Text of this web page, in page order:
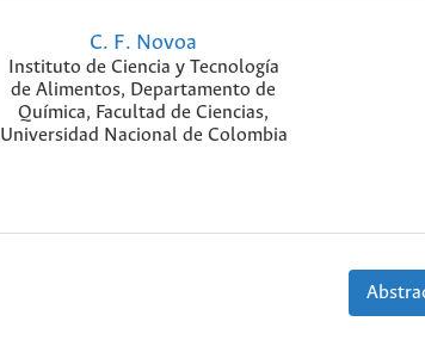
C. F. Novoa
Instituto de Ciencia y Tecnología
de Alimentos, Departamento de
Química, Facultad de Ciencias,
Universidad Nacional de Colombia